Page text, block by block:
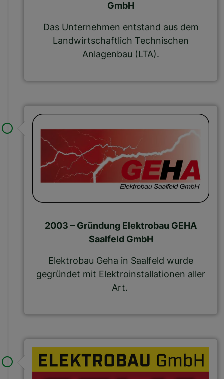
GmbH
Das Unternehmen entstand aus dem
Landwirtschaftlich Technischen
Anlagenbau (LTA).
2003 – Gründung Elektrobau GEHA
Saalfeld GmbH
Elektrobau Geha in Saalfeld wurde
gegründet mit Elektroinstallationen aller
Art.